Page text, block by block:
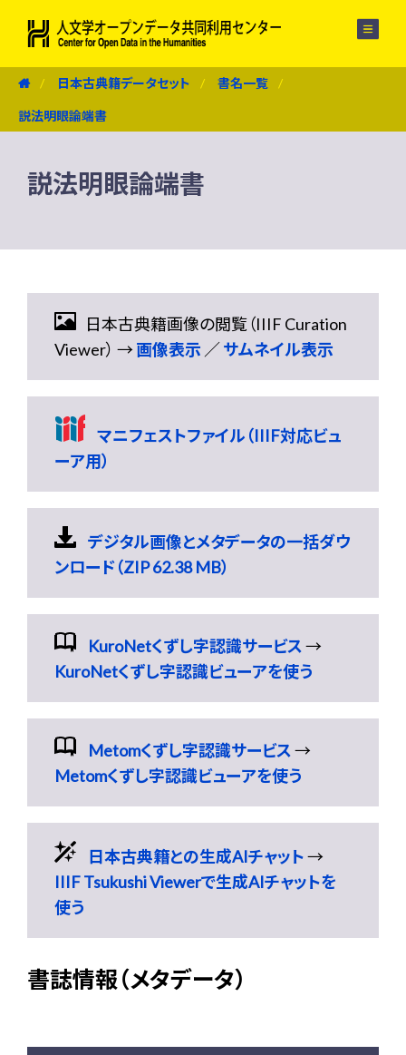
日本古典籍データセット 書名一覧
説法明眼論端書
説法明眼論端書
日本古典籍画像の閲覧（IIIF Curation
Viewer） →画像表示 ／サムネイル表示
マニフェストファイル（IIIF対応ビュ
ーア用）
デジタル画像とメタデータの一括ダウ
ンロード（ZIP 62.38 MB）
KuroNetくずし字認識サービス→
KuroNetくずし字認識ビューアを使う
Metomくずし字認識サービス→
Metomくずし字認識ビューアを使う
日本古典籍との生成AIチャット→
IIIF Tsukushi Viewerで生成AIチャットを
使う
書誌情報（メタデータ）